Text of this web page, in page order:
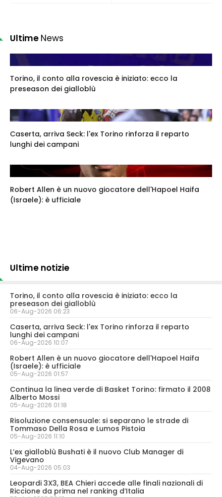
Ultime News
Torino, il conto alla rovescia è iniziato: ecco la
preseason dei gialloblù
Caserta, arriva Seck: l'ex Torino rinforza il reparto
lunghi dei campani
Robert Allen è un nuovo giocatore dell'Hapoel Haifa
(Israele): è ufficiale
Ultime notizie
Torino, il conto alla rovescia è iniziato: ecco la
preseason dei gialloblù
06-Aug-2026 06:23
Caserta, arriva Seck: l'ex Torino rinforza il reparto
lunghi dei campani
06-Aug-2026 10:07
Robert Allen è un nuovo giocatore dell'Hapoel Haifa
(Israele): è ufficiale
05-Aug-2026 01:57
Continua la linea verde di Basket Torino: firmato il 2008
Alberto Mossi
05-Aug-2026 01:18
Risoluzione consensuale: si separano le strade di
Tommaso Della Rosa e Lumos Pistoia
05-Aug-2026 11:10
L’ex gialloblù Bushati è il nuovo Club Manager di
Vigevano
04-Aug-2026 05:03
Leopardi 3X3, BEA Chieri accede alle finali nazionali di
Riccione da prima nel ranking d’Italia